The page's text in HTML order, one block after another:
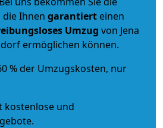
die Ihnen garantiert einen
Umzug von Jena
ermöglichen können.
% der Umzugskosten, nur
kostenlose und